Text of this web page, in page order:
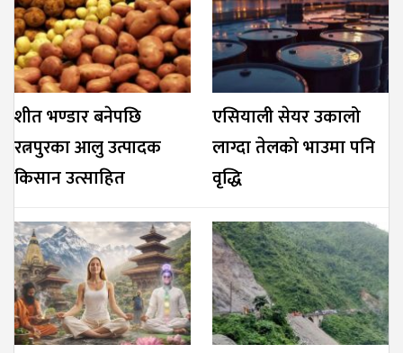
शीत भण्डार बनेपछि
रत्नपुरका आलु उत्पादक
किसान उत्साहित
एसियाली सेयर उकालो
लाग्दा तेलको भाउमा पनि
वृद्धि